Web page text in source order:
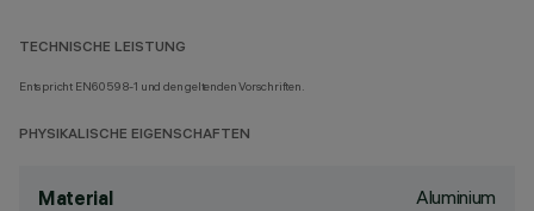
TECHNISCHE LEISTUNG
Entspricht EN60598-1 und den geltenden Vorschriften.
PHYSIKALISCHE EIGENSCHAFTEN
Material Aluminium